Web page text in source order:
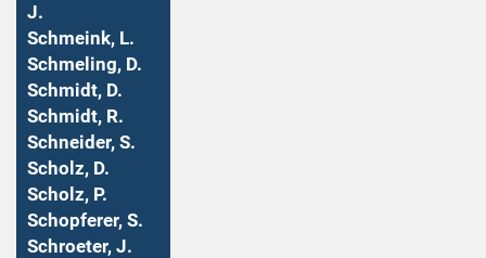
J.
Schmeink, L.
Schmeling, D.
Schmidt, D.
Schmidt, R.
Schneider, S.
Scholz, D.
Scholz, P.
Schopferer, S.
Schroeter, J.